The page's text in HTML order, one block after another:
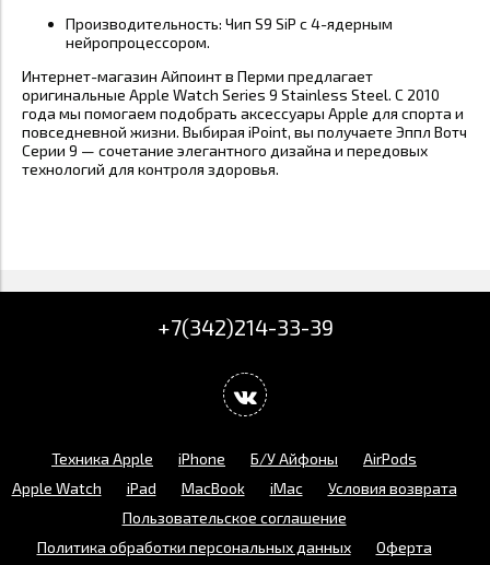
Производительность: Чип S9 SiP с 4-ядерным
нейропроцессором.
Интернет-магазин Айпоинт в Перми предлагает
оригинальные Apple Watch Series 9 Stainless Steel. С 2010
года мы помогаем подобрать аксессуары Apple для спорта и
повседневной жизни. Выбирая iPoint, вы получаете Эппл Вотч
Серии 9 — сочетание элегантного дизайна и передовых
технологий для контроля здоровья.
+7(342)214-33-39
Техника Apple iPhone Б/У Айфоны
AirPods
Apple Watch
iPad MacBook iMac
Условия возврата
Пользовательское соглашение
Политика обработки персональных данных
Оферта